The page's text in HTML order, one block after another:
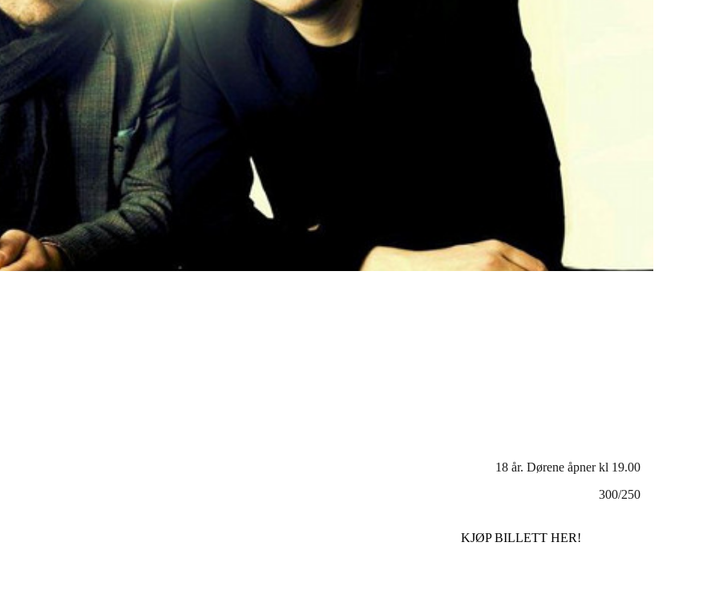
18 år. Dørene åpner kl 19.00
300/250
KJØP BILLETT HER!